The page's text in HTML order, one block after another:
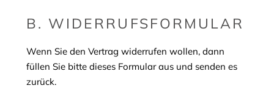
B. WIDERRUFSFORMULAR
Wenn Sie den Vertrag widerrufen wollen, dann
füllen Sie bitte dieses Formular aus und senden es
zurück.